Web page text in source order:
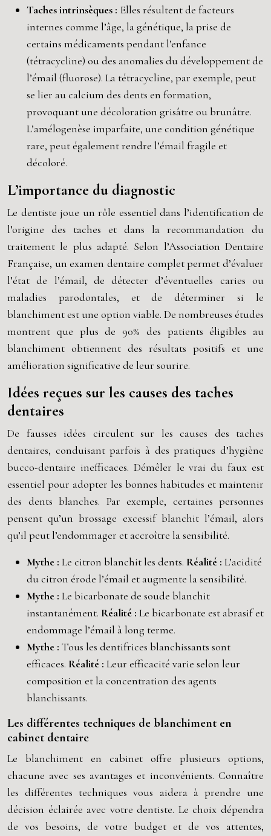
Taches intrinsèques : Elles résultent de facteurs
internes comme l’âge, la génétique, la prise de
certains médicaments pendant l’enfance
(tétracycline) ou des anomalies du développement de
l’émail (fluorose). La tétracycline, par exemple, peut
se lier au calcium des dents en formation,
provoquant une décoloration grisâtre ou brunâtre.
L’amélogenèse imparfaite, une condition génétique
rare, peut également rendre l’émail fragile et
décoloré.
L’importance du diagnostic
Le dentiste joue un rôle essentiel dans l’identification de
l’origine des taches et dans la recommandation du
traitement le plus adapté. Selon l’Association Dentaire
Française, un examen dentaire complet permet d’évaluer
l’état de l’émail, de détecter d’éventuelles caries ou
maladies parodontales, et de déterminer si le
blanchiment est une option viable. De nombreuses études
montrent que plus de 90% des patients éligibles au
blanchiment obtiennent des résultats positifs et une
amélioration significative de leur sourire.
Idées reçues sur les causes des taches
dentaires
De fausses idées circulent sur les causes des taches
dentaires, conduisant parfois à des pratiques d’hygiène
bucco-dentaire inefficaces. Démêler le vrai du faux est
essentiel pour adopter les bonnes habitudes et maintenir
des dents blanches. Par exemple, certaines personnes
pensent qu’un brossage excessif blanchit l’émail, alors
qu’il peut l’endommager et accroître la sensibilité.
Mythe : Le citron blanchit les dents. Réalité : L’acidité
du citron érode l’émail et augmente la sensibilité.
Mythe : Le bicarbonate de soude blanchit
instantanément. Réalité : Le bicarbonate est abrasif et
endommage l’émail à long terme.
Mythe : Tous les dentifrices blanchissants sont
efficaces. Réalité : Leur efficacité varie selon leur
composition et la concentration des agents
blanchissants.
Les différentes techniques de blanchiment en
cabinet dentaire
Le blanchiment en cabinet offre plusieurs options,
chacune avec ses avantages et inconvénients. Connaître
les différentes techniques vous aidera à prendre une
décision éclairée avec votre dentiste. Le choix dépendra
de vos besoins, de votre budget et de vos attentes,